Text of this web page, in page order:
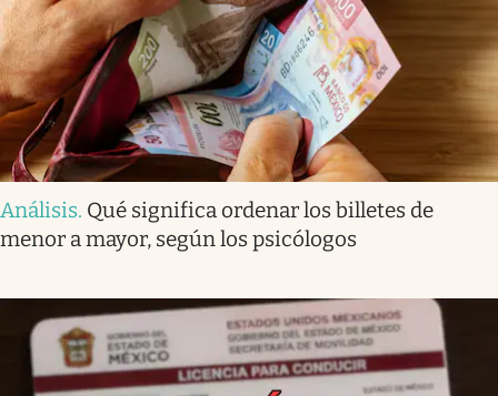
Análisis. Qué significa ordenar los billetes de
menor a mayor, según los psicólogos